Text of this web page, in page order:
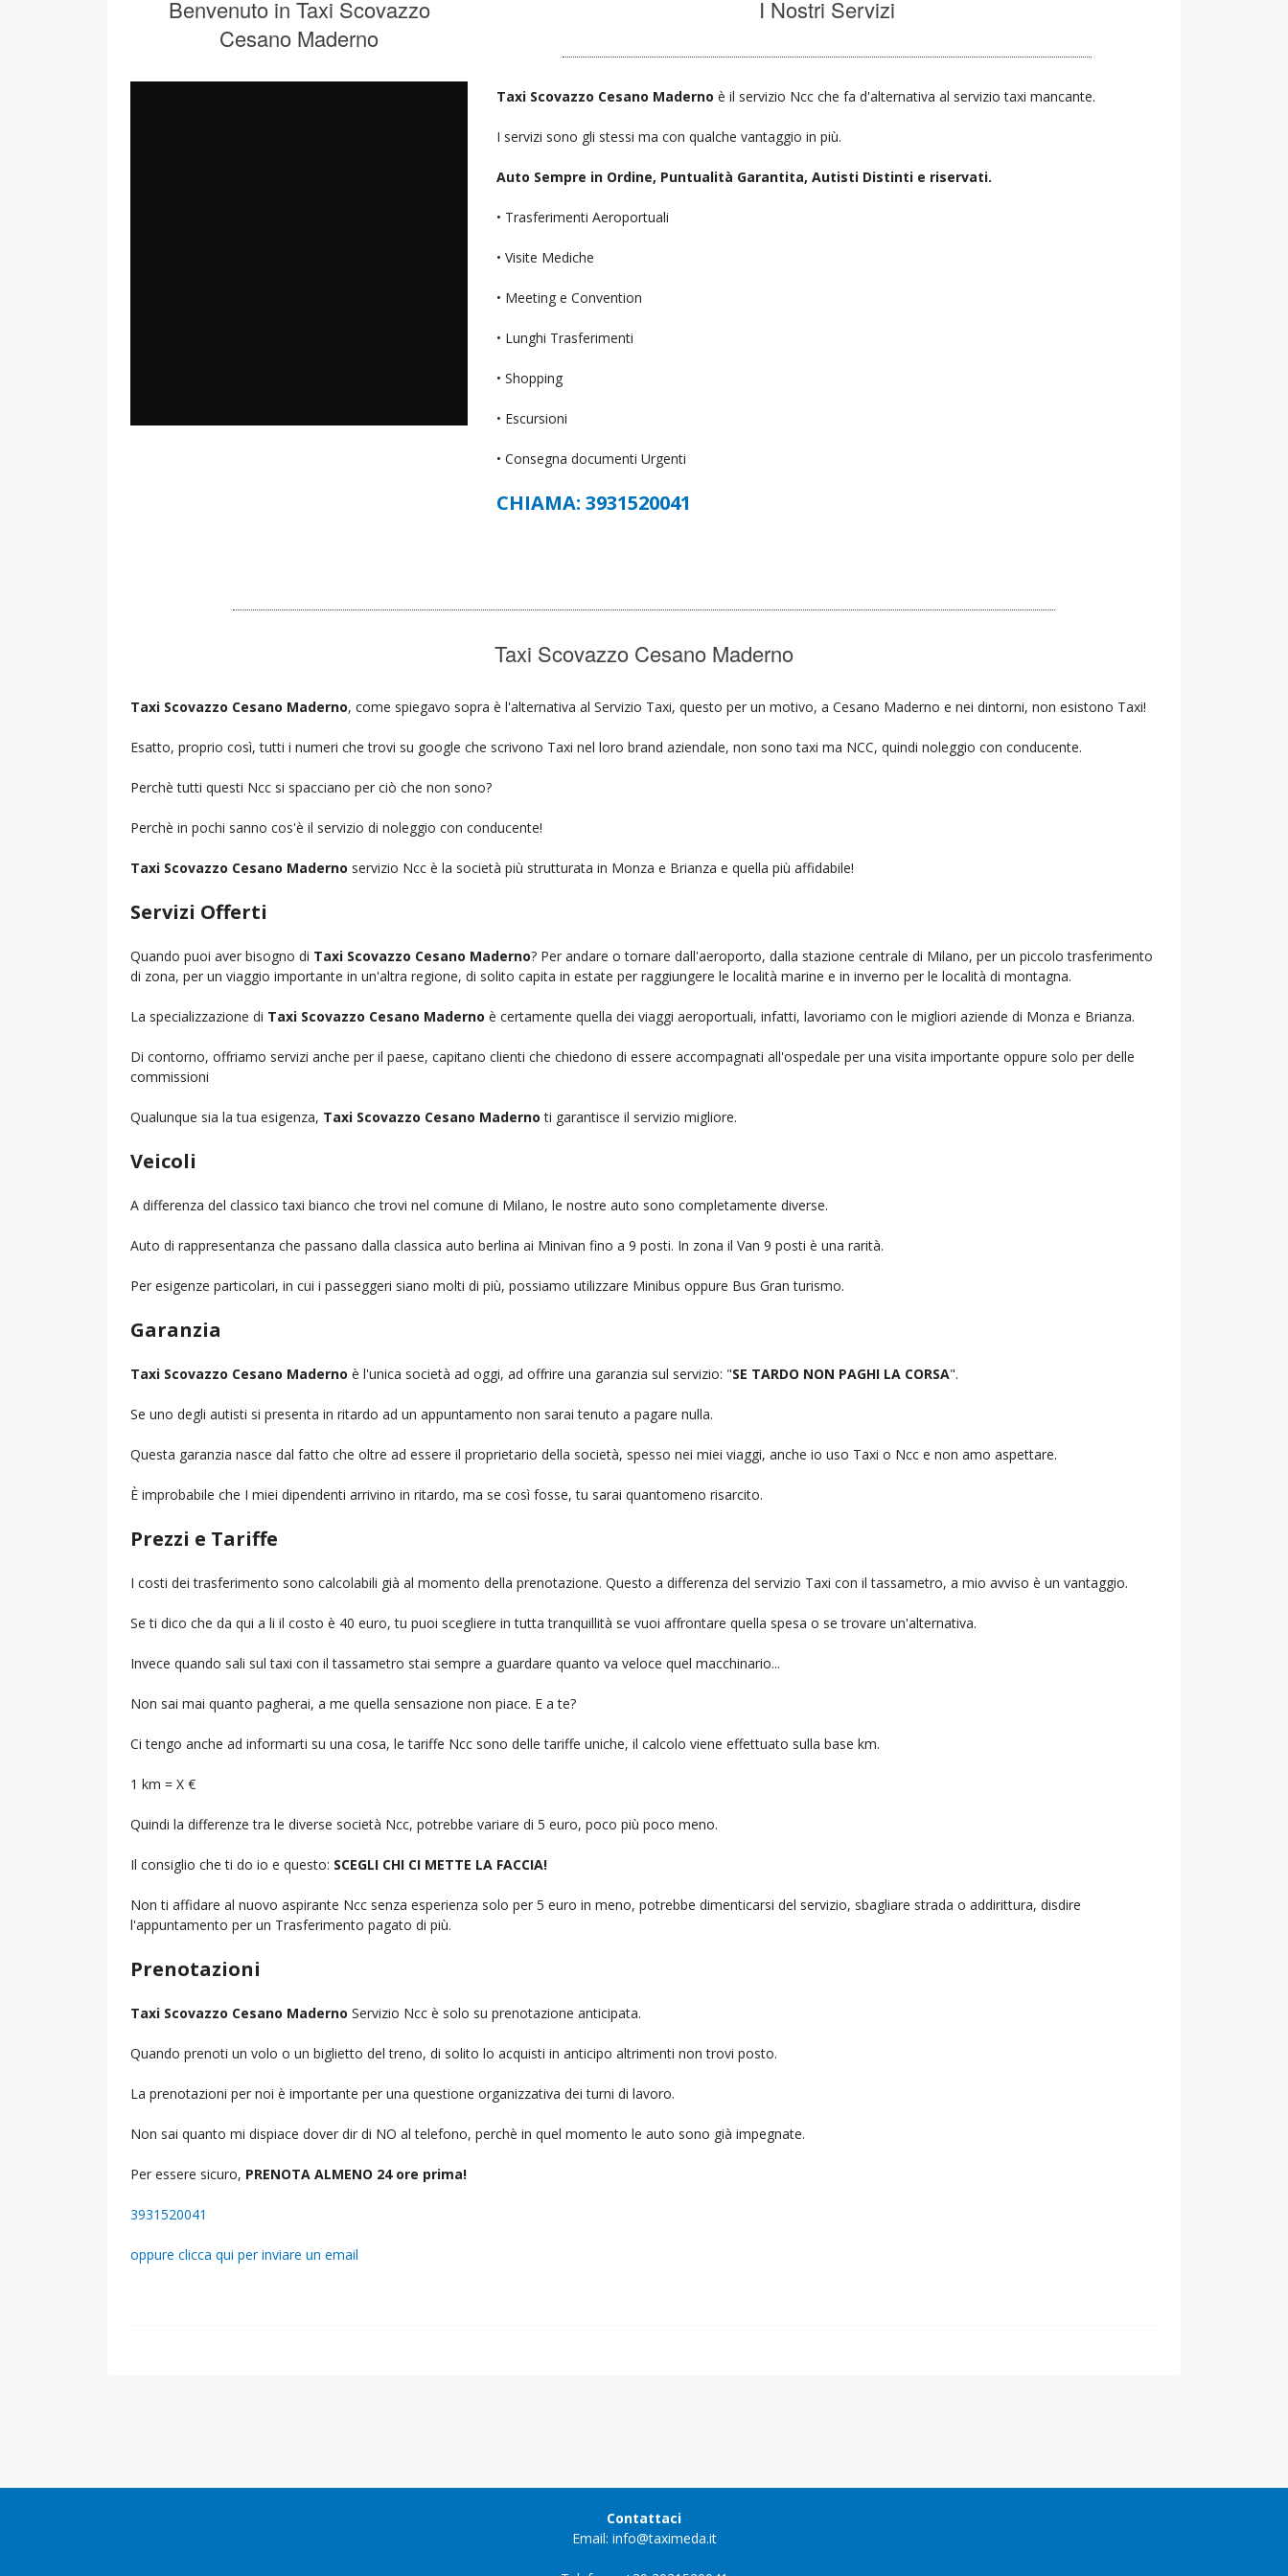
Benvenuto in Taxi Scovazzo
Cesano Maderno
I Nostri Servizi
Taxi Scovazzo Cesano Madernoè il servizio Ncc che fa d'alternativa al servizio taxi mancante.
I servizi sono gli stessi ma con qualche vantaggio in più.
Auto Sempre in Ordine, Puntualità Garantita, Autisti Distinti e riservati.
• Trasferimenti Aeroportuali
• Visite Mediche
• Meeting e Convention
• Lunghi Trasferimenti
• Shopping
• Escursioni
• Consegna documenti Urgenti
CHIAMA: 3931520041
Taxi Scovazzo Cesano Maderno
Taxi Scovazzo Cesano Maderno, come spiegavo sopra è l'alternativa al Servizio Taxi, questo per un motivo, a Cesano Maderno e nei dintorni, non esistono Taxi!
Esatto, proprio così, tutti i numeri che trovi su google che scrivono Taxi nel loro brand aziendale, non sono taxi ma NCC, quindi noleggio con conducente.
Perchè tutti questi Ncc si spacciano per ciò che non sono?
Perchè in pochi sanno cos'è il servizio di noleggio con conducente!
Taxi Scovazzo Cesano Maderno servizio Ncc è la società più strutturata in Monza e Brianza e quella più affidabile!
Servizi Offerti
Quando puoi aver bisogno di Taxi Scovazzo Cesano Maderno? Per andare o tornare dall'aeroporto, dalla stazione centrale di Milano, per un piccolo trasferimento
di zona, per un viaggio importante in un'altra regione, di solito capita in estate per raggiungere le località marine e in inverno per le località di montagna.
La specializzazione di Taxi Scovazzo Cesano Maderno è certamente quella dei viaggi aeroportuali, infatti, lavoriamo con le migliori aziende di Monza e Brianza.
Di contorno, offriamo servizi anche per il paese, capitano clienti che chiedono di essere accompagnati all'ospedale per una visita importante oppure solo per delle
commissioni
Qualunque sia la tua esigenza, Taxi Scovazzo Cesano Maderno ti garantisce il servizio migliore.
Veicoli
A differenza del classico taxi bianco che trovi nel comune di Milano, le nostre auto sono completamente diverse.
Auto di rappresentanza che passano dalla classica auto berlina ai Minivan fino a 9 posti. In zona il Van 9 posti è una rarità.
Per esigenze particolari, in cui i passeggeri siano molti di più, possiamo utilizzare Minibus oppure Bus Gran turismo.
Garanzia
Taxi Scovazzo Cesano Maderno è l'unica società ad oggi, ad offrire una garanzia sul servizio: "SE TARDO NON PAGHI LA CORSA".
Se uno degli autisti si presenta in ritardo ad un appuntamento non sarai tenuto a pagare nulla.
Questa garanzia nasce dal fatto che oltre ad essere il proprietario della società, spesso nei miei viaggi, anche io uso Taxi o Ncc e non amo aspettare.
È improbabile che I miei dipendenti arrivino in ritardo, ma se così fosse, tu sarai quantomeno risarcito.
Prezzi e Tariffe
I costi dei trasferimento sono calcolabili già al momento della prenotazione. Questo a differenza del servizio Taxi con il tassametro, a mio avviso è un vantaggio.
Se ti dico che da qui a li il costo è 40 euro, tu puoi scegliere in tutta tranquillità se vuoi affrontare quella spesa o se trovare un'alternativa.
Invece quando sali sul taxi con il tassametro stai sempre a guardare quanto va veloce quel macchinario...
Non sai mai quanto pagherai, a me quella sensazione non piace. E a te?
Ci tengo anche ad informarti su una cosa, le tariffe Ncc sono delle tariffe uniche, il calcolo viene effettuato sulla base km.
1 km = X €
Quindi la differenze tra le diverse società Ncc, potrebbe variare di 5 euro, poco più poco meno.
Il consiglio che ti do io e questo: SCEGLI CHI CI METTE LA FACCIA!
Non ti affidare al nuovo aspirante Ncc senza esperienza solo per 5 euro in meno, potrebbe dimenticarsi del servizio, sbagliare strada o addirittura, disdire
l'appuntamento per un Trasferimento pagato di più.
Prenotazioni
Taxi Scovazzo Cesano Maderno Servizio Ncc è solo su prenotazione anticipata.
Quando prenoti un volo o un biglietto del treno, di solito lo acquisti in anticipo altrimenti non trovi posto.
La prenotazioni per noi è importante per una questione organizzativa dei turni di lavoro.
Non sai quanto mi dispiace dover dir di NO al telefono, perchè in quel momento le auto sono già impegnate.
Per essere sicuro, PRENOTA ALMENO 24 ore prima!
3931520041
oppure clicca qui per inviare un email
Contattaci
Email: info@taximeda.it